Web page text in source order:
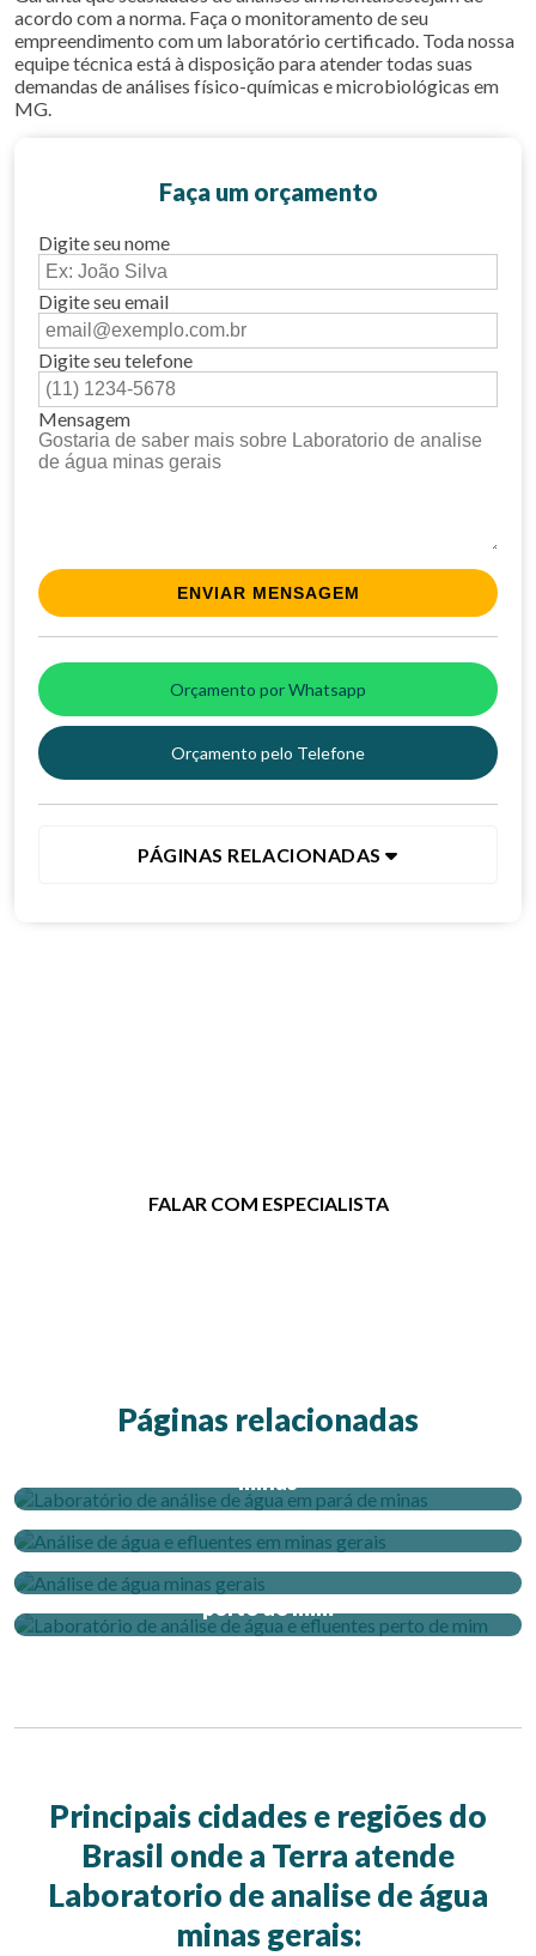
acordo com a norma. Faça o monitoramento de seu
empreendimento com um laboratório certificado. Toda nossa
equipe técnica está à disposição para atender todas suas
demandas de análises físico-químicas e microbiológicas em
MG.
Faça um orçamento
Digite seu nome
Digite seu email
Digite seu telefone
Mensagem
Orçamento por Whatsapp
Orçamento pelo Telefone
PÁGINAS RELACIONADAS
FALAR COM ESPECIALISTA
Páginas relacionadas
minas
Análise de água e efluentes em minas gerais
Análise de água minas gerais
Laboratório de análise de água e efluentes
perto de mim
Principais cidades e regiões do
Brasil onde a Terra atende
Laboratorio de analise de água
minas gerais: